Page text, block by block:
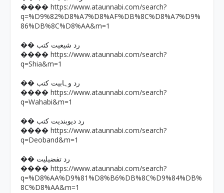
���� https://www.ataunnabi.com/search?
q=%D9%82%D8%A7%D8%AF%DB%8C%D8%A7%D9%
86%DB%8C%D8%AA&m=1
�� رد شیعیت کتب
���� https://www.ataunnabi.com/search?
q=Shia&m=1
�� رد وہابیت کتب
���� https://www.ataunnabi.com/search?
q=Wahabi&m=1
�� رد دیوبندیت کتب
���� https://www.ataunnabi.com/search?
q=Deoband&m=1
�� رد تفضیلیت
���� https://www.ataunnabi.com/search?
q=%D8%AA%D9%81%D8%B6%DB%8C%D9%84%DB%
8C%D8%AA&m=1